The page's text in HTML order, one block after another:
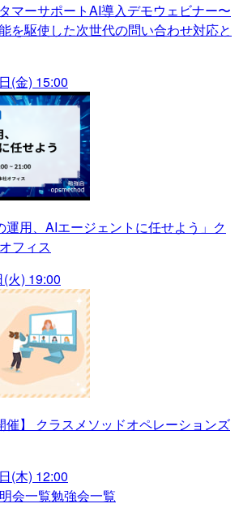
マーサポートAI導入デモウェビナー〜
を駆使した次世代の問い合わせ対応と
(金) 15:00
運用、AIエージェントに任せよう」ク
フィス
火) 19:00
催】 クラスメソッドオペレーションズ
(木) 12:00
会一覧勉強会一覧